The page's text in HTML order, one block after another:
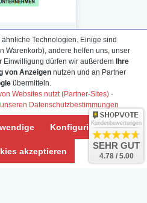
/Widerrufs­formular
& Info
Entsorgung
widerrufen
Technologien. Einige sind
Warenkorb), andere helfen uns, unser
Einwilligung dürfen wir außerdem Ihre
von Anzeigennutzen und an Partner
übermitteln.
Websites nutzt (Partner-Sites) ·
Datenschutzbestimmungen
Konfigurieren
akzeptieren
Kundenbewertungen
SEHR GUT
4.78 / 5.00